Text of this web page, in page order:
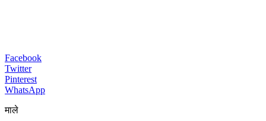
Facebook
Twitter
Pinterest
WhatsApp
माले